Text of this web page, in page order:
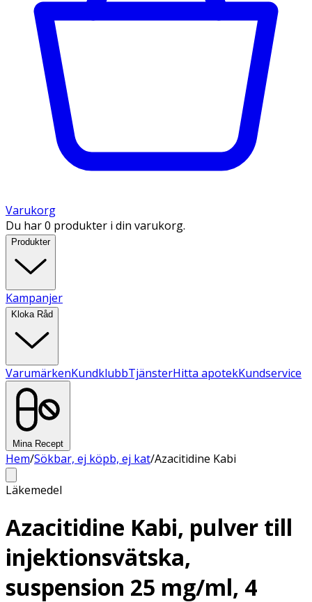
Varukorg
Du har 0 produkter i din varukorg.
Produkter
Kampanjer
Kloka Råd
VarumärkenKundklubbTjänsterHitta apotekKundservice
Mina Recept
Hem/Sökbar, ej köpb, ej kat/Azacitidine Kabi
Läkemedel
Azacitidine Kabi, pulver till
injektionsvätska,
suspension 25 mg/ml, 4